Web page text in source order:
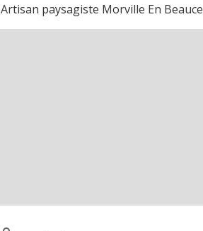
Artisan paysagiste Morville En Beauce